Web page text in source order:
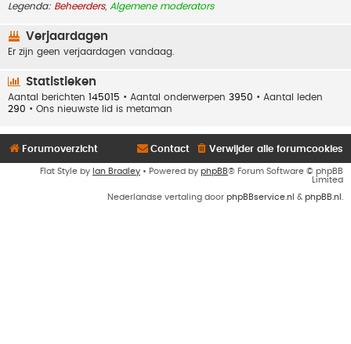
Legenda: Beheerders, Algemene moderators
Verjaardagen
Er zijn geen verjaardagen vandaag.
Statistieken
Aantal berichten 145015 • Aantal onderwerpen 3950 • Aantal leden
290 • Ons nieuwste lid is metaman
Forumoverzicht Verwijder alle forumcookies
Contact
Flat Style by Ian Bradley • Powered by phpBB® Forum Software © phpBB
Limited
Nederlandse vertaling door phpBBservice.nl & phpBB.nl